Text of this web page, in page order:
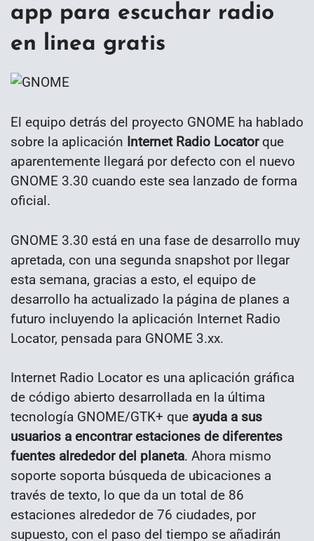
app para escuchar radio
en linea gratis
El equipo detrás del proyecto GNOME ha hablado
sobre la aplicación Internet Radio Locatorque
aparentemente llegará por defecto con el nuevo
GNOME 3.30 cuando este sea lanzado de forma
oficial.
GNOME 3.30 está en una fase de desarrollo muy
apretada, con una segunda snapshot por llegar
esta semana, gracias a esto, el equipo de
desarrollo ha actualizado la página de planes a
futuro incluyendo la aplicación Internet Radio
Locator, pensada para GNOME 3.xx.
Internet Radio Locator es una aplicación gráfica
de código abierto desarrollada en la última
tecnología GNOME/GTK+ que ayuda a sus
usuarios a encontrar estaciones de diferentes
fuentes alrededor del planeta. Ahora mismo
soporte soporta búsqueda de ubicaciones a
través de texto, lo que da un total de 86
estaciones alrededor de 76 ciudades, por
supuesto, con el paso del tiempo se añadirán